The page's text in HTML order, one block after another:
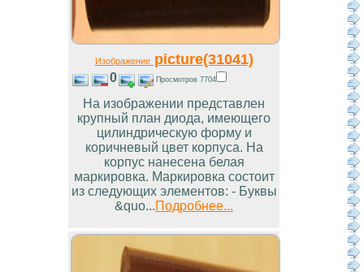
Изображениеpicture(31041)
0 Просмотров 7704
На изображении представлен
крупный план диода, имеющего
цилиндрическую форму и
коричневый цвет корпуса. На
корпус нанесена белая
маркировка. Маркировка состоит
из следующих элементов: - Буквы
&quo...Подробнее...